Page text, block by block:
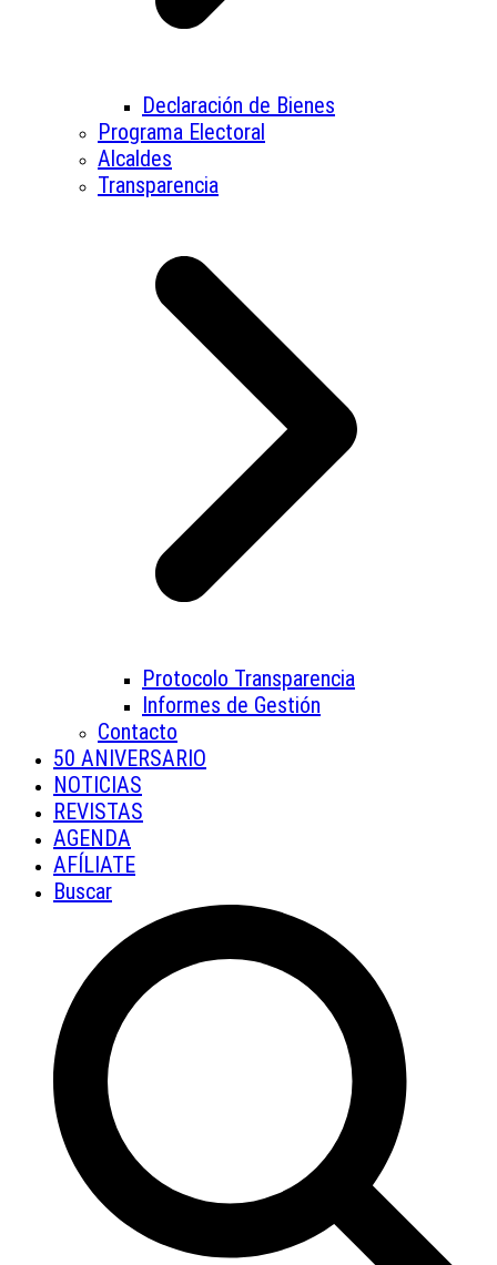
Declaración de Bienes
Programa Electoral
Alcaldes
Transparencia
Protocolo Transparencia
Informes de Gestión
Contacto
50 ANIVERSARIO
NOTICIAS
REVISTAS
AGENDA
AFÍLIATE
Buscar